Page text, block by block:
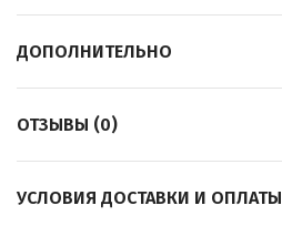
ДОПОЛНИТЕЛЬНО
ОТЗЫВЫ (0)
УСЛОВИЯ ДОСТАВКИ И ОПЛАТЫ